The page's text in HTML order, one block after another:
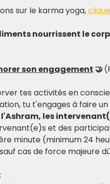
sur le karma yoga,
nourrissent le
son engagement 🤝
tes activités en
tu t'engages à faire
l'Ashram, les
et des
minute (minimum 24
cas de force majeure